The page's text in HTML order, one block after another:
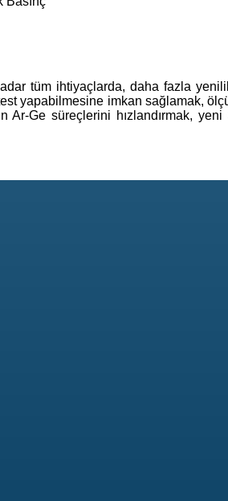
tüm ihtiyaçlarda, daha fazla
yapabilmesine imkan sağlamak,
Ge süreçlerini hızlandırmak,